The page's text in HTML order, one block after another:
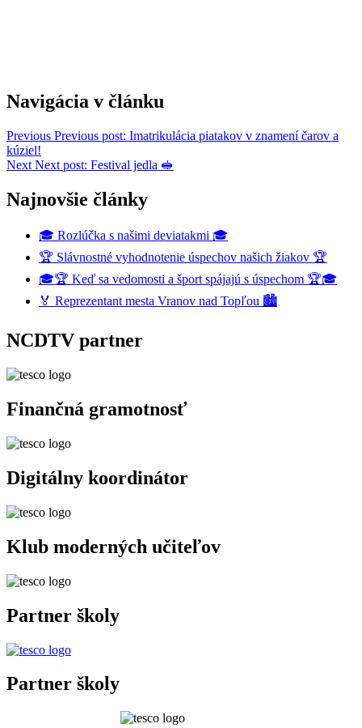
Navigácia v článku
Previous Previous post: Imatrikulácia piatakov v znamení čarov a
kúziel!
Next Next post: Festival jedla 🥪
Najnovšie články
🎓 Rozlúčka s našimi deviatakmi 🎓
🏆 Slávnostné vyhodnotenie úspechov našich žiakov 🏆
🎓🏆 Keď sa vedomosti a šport spájajú s úspechom 🏆🎓
🏅 Reprezentant mesta Vranov nad Topľou 🏙️
NCDTV partner
Finančná gramotnosť
Digitálny koordinátor
Klub moderných učiteľov
Partner školy
Partner školy